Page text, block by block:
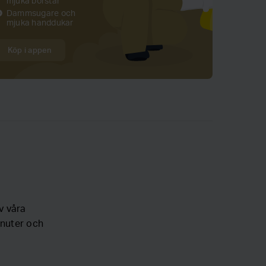
Dammsugare och
mjuka handdukar
Köp i appen
våra
och